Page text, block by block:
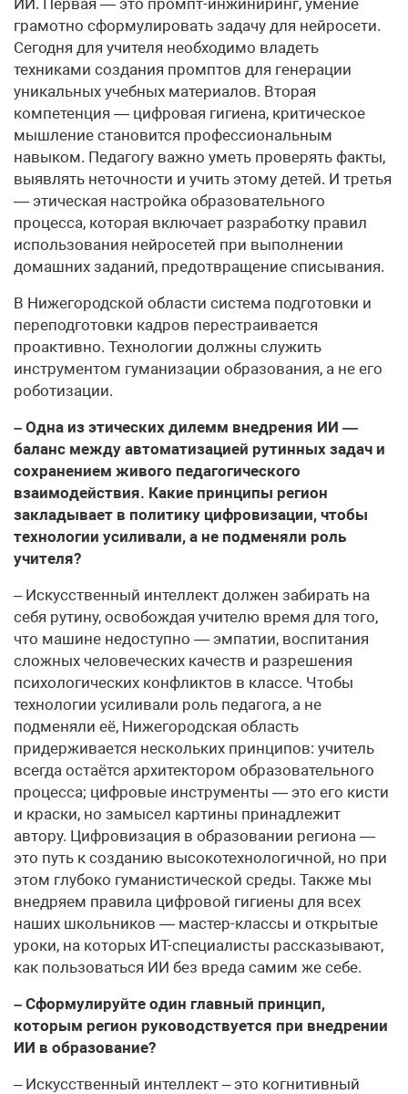
грамотно сформулировать задачу для нейросети.
Сегодня для учителя необходимо владеть
техниками создания промптов для генерации
уникальных учебных материалов. Вторая
компетенция — цифровая гигиена, критическое
мышление становится профессиональным
навыком. Педагогу важно уметь проверять факты,
выявлять неточности и учить этому детей. И третья
— этическая настройка образовательного
процесса, которая включает разработку правил
использования нейросетей при выполнении
домашних заданий, предотвращение списывания.
В Нижегородской области система подготовки и
переподготовки кадров перестраивается
проактивно. Технологии должны служить
инструментом гуманизации образования, а не его
роботизации.
– Одна из этических дилемм внедрения ИИ —
баланс между автоматизацией рутинных задач и
сохранением живого педагогического
взаимодействия. Какие принципы регион
закладывает в политику цифровизации, чтобы
технологии усиливали, а не подменяли роль
учителя?
– Искусственный интеллект должен забирать на
себя рутину, освобождая учителю время для того,
что машине недоступно — эмпатии, воспитания
сложных человеческих качеств и разрешения
психологических конфликтов в классе. Чтобы
технологии усиливали роль педагога, а не
подменяли её, Нижегородская область
придерживается нескольких принципов: учитель
всегда остаётся архитектором образовательного
процесса; цифровые инструменты — это его кисти
и краски, но замысел картины принадлежит
автору. Цифровизация в образовании региона —
это путь к созданию высокотехнологичной, но при
этом глубоко гуманистической среды. Также мы
внедряем правила цифровой гигиены для всех
наших школьников — мастер-классы и открытые
уроки, на которых ИТ-специалисты рассказывают,
как пользоваться ИИ без вреда самим же себе.
– Сформулируйте один главный принцип,
которым регион руководствуется при внедрении
ИИ в образование?
– Искусственный интеллект – это когнитивный